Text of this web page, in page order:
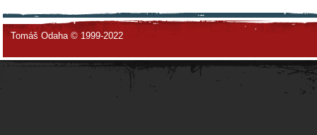
Tomáš Odaha © 1999-2022